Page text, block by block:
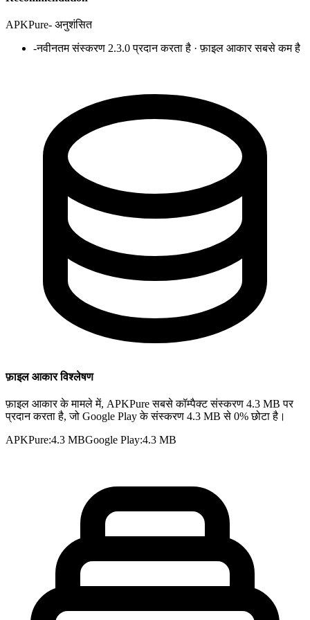
APKPure- अनुशंसित
-नवीनतम संस्करण 2.3.0 प्रदान करता है · फ़ाइल आकार सबसे कम है
फ़ाइल आकार विश्लेषण
फ़ाइल आकार के मामले में, APKPure सबसे कॉम्पैक्ट संस्करण 4.3 MB पर
प्रदान करता है, जो Google Play के संस्करण 4.3 MB से 0% छोटा है।
APKPure:4.3 MBGoogle Play:4.3 MB